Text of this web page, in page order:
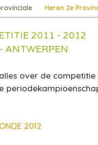
Heren 2e
2011 - 2012
ANTWERPEN
over de competitie
2012